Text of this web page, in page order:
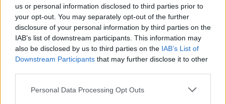
us or personal information disclosed to third parties prior to
your opt-out. You may separately opt-out of the further
disclosure of your personal information by third parties on the
IAB’s list of downstream participants. This information may
also be disclosed by us to third parties on the IAB’s List of
Downstream Participants that may further disclose it to other
Personal Data Processing Opt Outs
Fonte: Sport Mediaset